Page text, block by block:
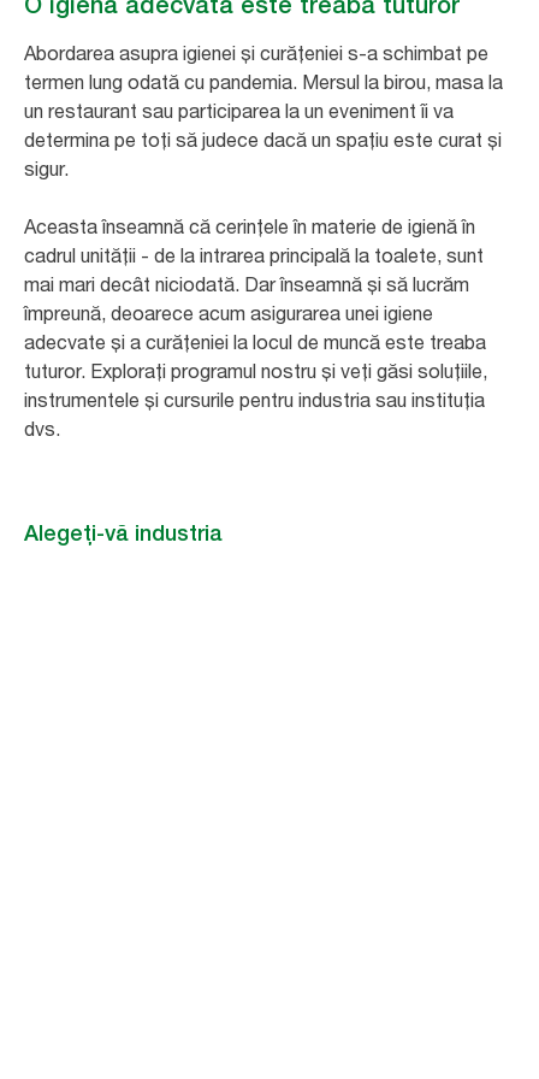
Abordarea asupra igienei și curățeniei s-a schimbat pe
termen lung odată cu pandemia. Mersul la birou, masa la
un restaurant sau participarea la un eveniment îi va
determina pe toți să judece dacă un spațiu este curat și
sigur.
Aceasta înseamnă că cerințele în materie de igienă în
cadrul unității - de la intrarea principală la toalete, sunt
mai mari decât niciodată. Dar înseamnă și să lucrăm
împreună, deoarece acum asigurarea unei igiene
adecvate și a curățeniei la locul de muncă este treaba
tuturor. Explorați programul nostru și veți găsi soluțiile,
instrumentele și cursurile pentru industria sau instituția
dvs.
Alegeți-vă industria